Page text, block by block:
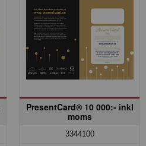
PresentCard® 10 000:- inkl
moms
3344100